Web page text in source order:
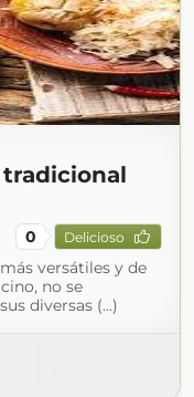
0 Delicioso
versátiles y de
no se
diversas (...)